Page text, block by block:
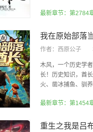
我在原始部落
作者： 西原公子
木风，一个历史学
长！历史知识，酋
火、凿冰捕鱼、驯
最新章节：第1454
重生之我是吕